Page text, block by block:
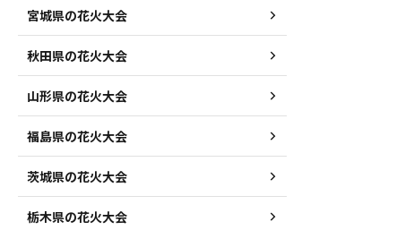
宮城県の花火大会
秋田県の花火大会
山形県の花火大会
福島県の花火大会
茨城県の花火大会
栃木県の花火大会